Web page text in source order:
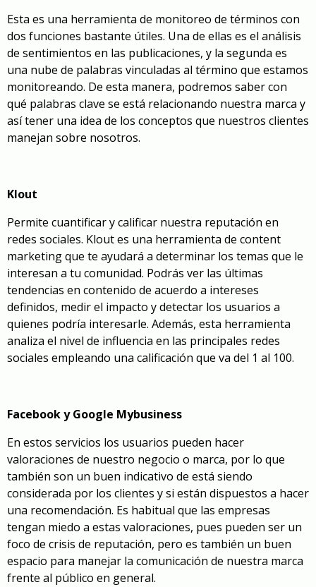
Esta es una herramienta de monitoreo de términos con
dos funciones bastante útiles. Una de ellas es el análisis
de sentimientos en las publicaciones, y la segunda es
una nube de palabras vinculadas al término que estamos
monitoreando. De esta manera, podremos saber con
qué palabras clave se está relacionando nuestra marca y
así tener una idea de los conceptos que nuestros clientes
manejan sobre nosotros.
Klout
Permite cuantificar y calificar nuestra reputación en
redes sociales. Klout es una herramienta de content
marketing que te ayudará a determinar los temas que le
interesan a tu comunidad. Podrás ver las últimas
tendencias en contenido de acuerdo a intereses
definidos, medir el impacto y detectar los usuarios a
quienes podría interesarle. Además, esta herramienta
analiza el nivel de influencia en las principales redes
sociales empleando una calificación que va del 1 al 100.
Facebook y Google Mybusiness
En estos servicios los usuarios pueden hacer
valoraciones de nuestro negocio o marca, por lo que
también son un buen indicativo de está siendo
considerada por los clientes y si están dispuestos a hacer
una recomendación. Es habitual que las empresas
tengan miedo a estas valoraciones, pues pueden ser un
foco de crisis de reputación, pero es también un buen
espacio para manejar la comunicación de nuestra marca
frente al público en general.